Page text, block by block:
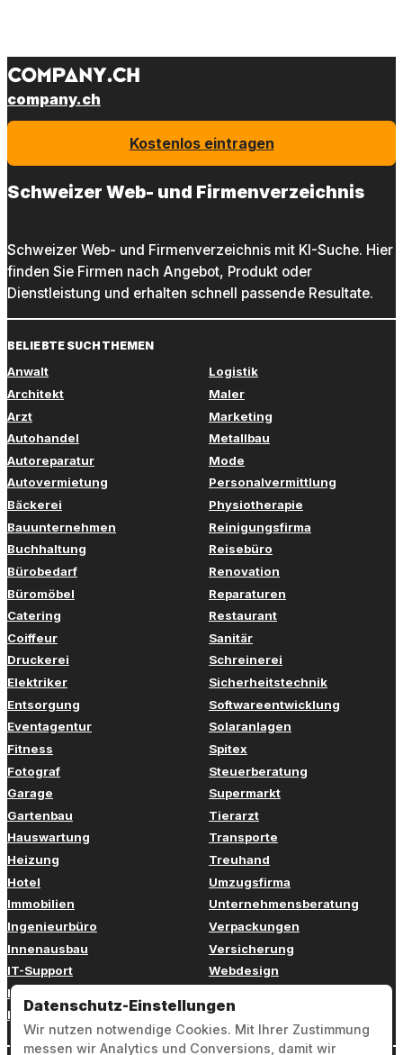
company.ch
Kostenlos eintragen
Schweizer Web- und Firmenverzeichnis
Schweizer Web- und Firmenverzeichnis mit KI-Suche. Hier
finden Sie Firmen nach Angebot, Produkt oder
Dienstleistung und erhalten schnell passende Resultate.
BELIEBTE SUCHTHEMEN
Anwalt
Architekt
Arzt
Autohandel
Autoreparatur
Autovermietung
Bäckerei
Bauunternehmen
Buchhaltung
Bürobedarf
Büromöbel
Catering
Coiffeur
Druckerei
Elektriker
Entsorgung
Eventagentur
Fitness
Fotograf
Garage
Gartenbau
Hauswartung
Heizung
Hotel
Immobilien
Ingenieurbüro
Innenausbau
IT-Support
Kinderbetreuung
Kosmetik
Logistik
Maler
Marketing
Metallbau
Mode
Personalvermittlung
Physiotherapie
Reinigungsfirma
Reisebüro
Renovation
Reparaturen
Restaurant
Sanitär
Schreinerei
Sicherheitstechnik
Softwareentwicklung
Solaranlagen
Spitex
Steuerberatung
Supermarkt
Tierarzt
Transporte
Treuhand
Umzugsfirma
Unternehmensberatung
Verpackungen
Versicherung
Webdesign
Zahnarzt
Datenschutz-Einstellungen
Wir nutzen notwendige Cookies. Mit Ihrer Zustimmung
messen wir Analytics und Conversions, damit wir